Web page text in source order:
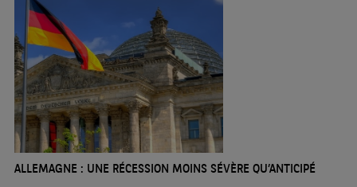
ALLEMAGNE : UNE RÉCESSION MOINS SÉVÈRE QU’ANTICIPÉ